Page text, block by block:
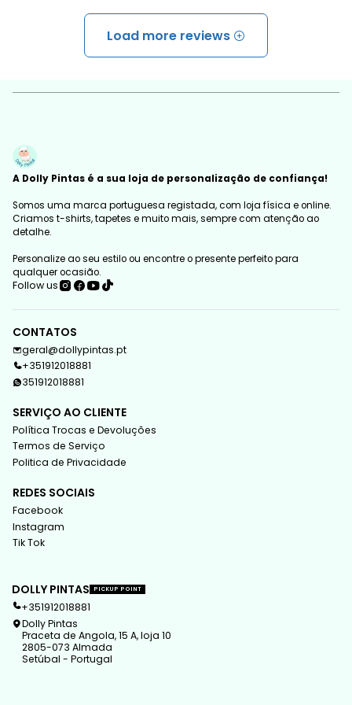
Load more reviews
A Dolly Pintas é a sua loja de personalização de confiança!
Somos uma marca portuguesa registada, com loja física e online.
Criamos t-shirts, tapetes e muito mais, sempre com atenção ao
detalhe.
Personalize ao seu estilo ou encontre o presente perfeito para
qualquer ocasião.
Follow us
CONTATOS
geral@dollypintas.pt
+351912018881
351912018881
SERVIÇO AO CLIENTE
Política Trocas e Devoluções
Termos de Serviço
Politica de Privacidade
REDES SOCIAIS
Facebook
Instagram
Tik Tok
DOLLY PINTAS PICKUP POINT
+351912018881
Dolly Pintas
Praceta de Angola, 15 A, loja 10
2805-073 Almada
Setúbal - Portugal